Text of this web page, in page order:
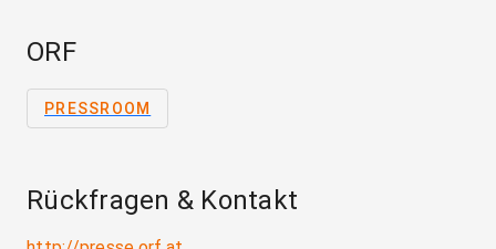
ORF
PRESSROOM
Rückfragen & Kontakt